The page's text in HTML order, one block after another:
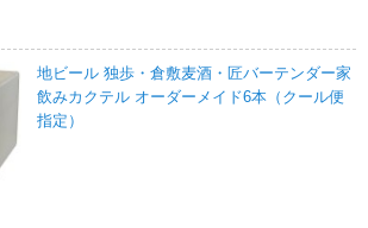
地ビール 独歩・倉敷麦酒・匠バーテンダー家
飲みカクテル オーダーメイド6本（クール便
指定）